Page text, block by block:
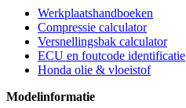
Werkplaatshandboeken
Compressie calculator
Versnellingsbak calculator
ECU en foutcode identificatie
Honda olie & vloeistof
Modelinformatie